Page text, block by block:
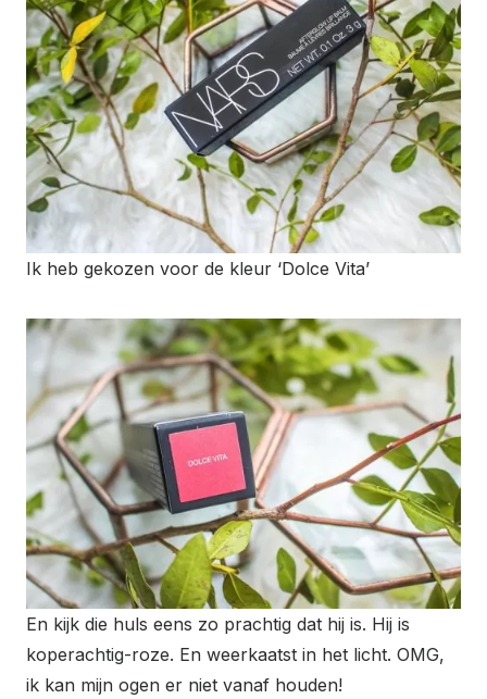
Ik heb gekozen voor de kleur ‘Dolce Vita’
En kijk die huls eens zo prachtig dat hij is. Hij is
koperachtig-roze. En weerkaatst in het licht. OMG,
ik kan mijn ogen er niet vanaf houden!